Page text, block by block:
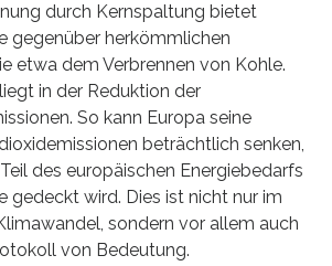
durch Kernspaltung bietet
gegenüber herkömmlichen
etwa dem Verbrennen von Kohle.
in der Reduktion der
So kann Europa seine
beträchtlich senken,
des europäischen Energiebedarfs
gedeckt wird. Dies ist nicht nur im
sondern vor allem auch
von Bedeutung.